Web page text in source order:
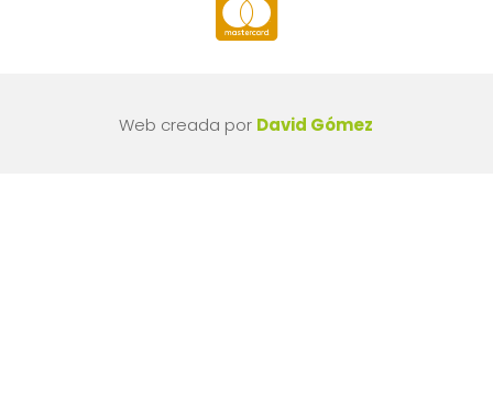

Web creada por David Gómez